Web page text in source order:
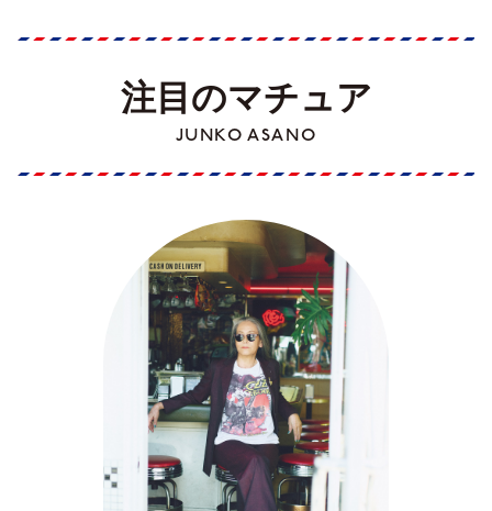
注目のマチュア
JUNKO ASANO